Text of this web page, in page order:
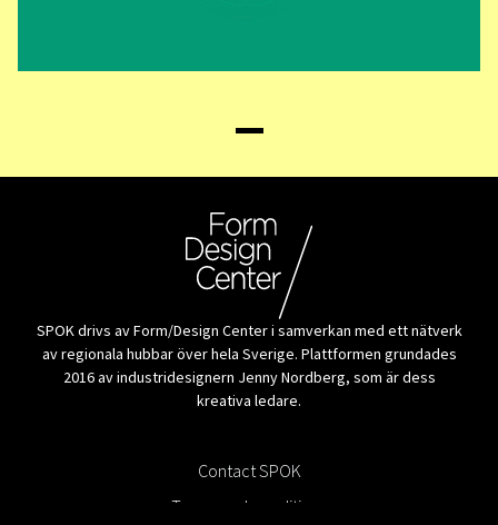
SPOK drivs av Form/Design Center i samverkan med ett nätverk
av regionala hubbar över hela Sverige. Plattformen grundades
2016 av industridesignern Jenny Nordberg, som är dess
kreativa ledare.
Contact SPOK
Terms and conditions